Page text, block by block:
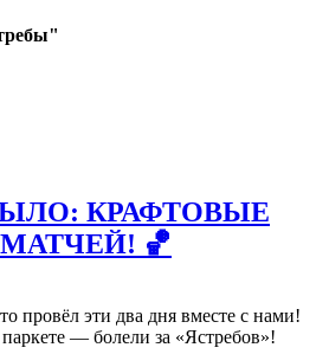
КРАФТОВЫЕ
🏀
провёл эти два дня вместе с нами!
— болели за «Ястребов»!